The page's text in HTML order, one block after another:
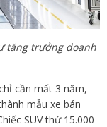
tăng trưởng doanh
cần mất 3 năm,
mẫu xe bán
SUV thứ 15.000